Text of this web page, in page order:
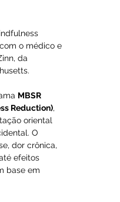
o médico e
da
MBSR
Reduction),
oriental
O
dor crônica,
efeitos
base em